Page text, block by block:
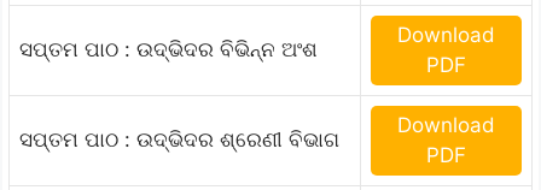
ସପ୍ତମ ପାଠ : ଉଦ୍ଭିଦର ବିଭିନ୍ନ ଅଂଶ
Download
PDF
ସପ୍ତମ ପାଠ : ଉଦ୍ଭିଦର ଶ୍ରେଣୀ ବିଭାଗ
Download
PDF